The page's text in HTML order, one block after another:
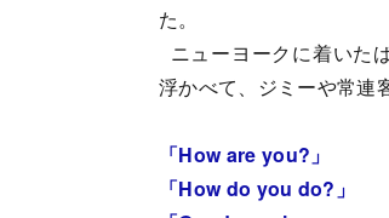
た。
ニューヨークに着いた
浮かべて、ジミーや常連
「How are you?」
「How do you do?」